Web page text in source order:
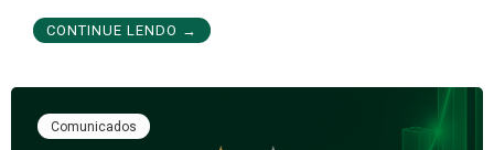
CONTINUE LENDO →
Comunicados